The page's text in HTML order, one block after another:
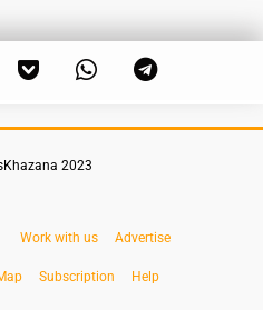
2023
Work with us Advertise
Subscription Help